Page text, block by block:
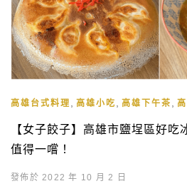
高雄台式料理 高雄小吃 高雄下午茶
【女子餃子】高雄市鹽埕區好吃
值得一嚐！
發佈於 2022 年 10 月 2 日